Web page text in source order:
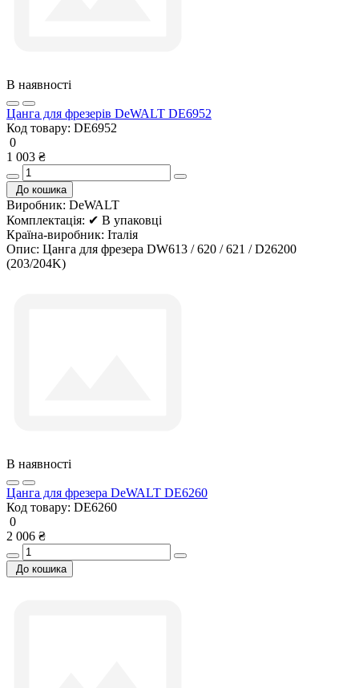
В наявності
Цанга для фрезерів DeWALT DE6952
Код товару: DE6952
0
1 003 ₴
До кошика
Виробник: DeWALT
Комплектація: ✔ В упаковці
Країна-виробник: Італія
Опис: Цанга для фрезера DW613 / 620 / 621 / D26200
(203/204K)
В наявності
Цанга для фрезера DeWALT DE6260
Код товару: DE6260
0
2 006 ₴
До кошика